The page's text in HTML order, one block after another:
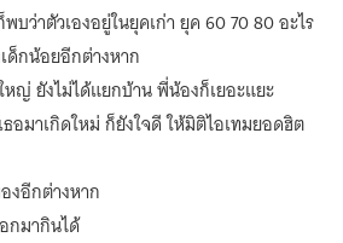
ลอก(จบ
แล้ว)
ว่าตัวเองอยู่ในยุคเก่า ยุค 60 70 80 อะไร
ด็กน้อยอีกต่างหาก
ญ่ ยังไม่ได้แยกบ้าน พี่น้องก็เยอะแยะ
อมาเกิดใหม่ ก็ยังใจดี ให้มิติไอเทมยอดฮิต
งอีกต่างหาก
กมากินได้